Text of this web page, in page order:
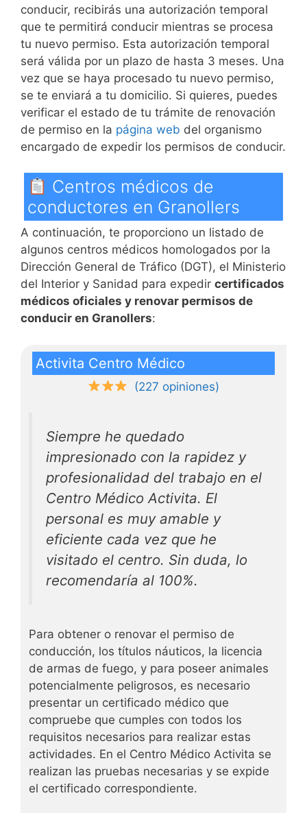
conducir, recibirás una autorización temporal
que te permitirá conducir mientras se procesa
tu nuevo permiso. Esta autorización temporal
será válida por un plazo de hasta 3 meses. Una
vez que se haya procesado tu nuevo permiso,
se te enviará a tu domicilio. Si quieres, puedes
verificar el estado de tu trámite de renovación
de permiso en la página web del organismo
encargado de expedir los permisos de conducir.
Centros médicos de
conductores en Granollers
A continuación, te proporciono un listado de
algunos centros médicos homologados por la
Dirección General de Tráfico (DGT), el Ministerio
del Interior y Sanidad para expedir certificados
médicos oficiales y renovar permisos de
conducir en Granollers:
Activita Centro Médico
(227 opiniones)
Siempre he quedado
impresionado con la rapidez y
profesionalidad del trabajo en el
Centro Médico Activita. El
personal es muy amable y
eficiente cada vez que he
visitado el centro. Sin duda, lo
recomendaría al 100%.
Para obtener o renovar el permiso de
conducción, los títulos náuticos, la licencia
de armas de fuego, y para poseer animales
potencialmente peligrosos, es necesario
presentar un certificado médico que
compruebe que cumples con todos los
requisitos necesarios para realizar estas
actividades. En el Centro Médico Activita se
realizan las pruebas necesarias y se expide
el certificado correspondiente.